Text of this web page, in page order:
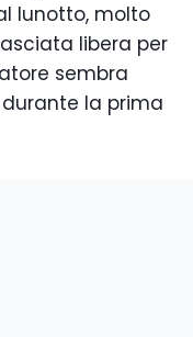
lunotto, molto
libera per
sembra
la prima